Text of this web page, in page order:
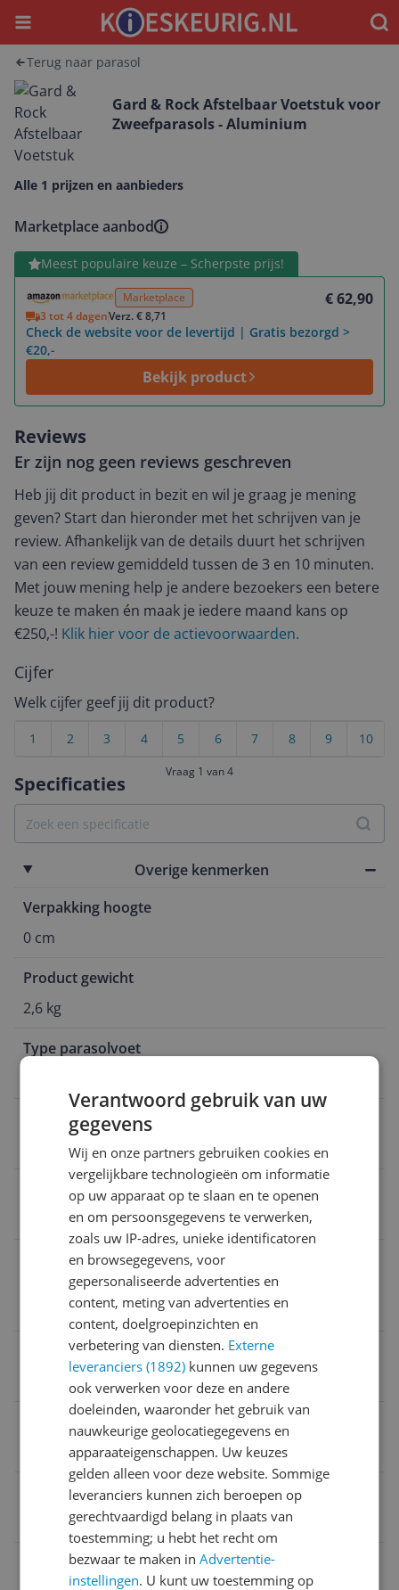
Menu
Terug naar parasol
Gard & Rock Afstelbaar Voetstuk voor
Zweefparasols - Aluminium
Alle 1 prijzen en aanbieders
Marketplace aanbod
Meest populaire keuze – Scherpste prijs!
Marketplace € 62,90
3 tot 4 dagenVerz. € 8,71
Check de website voor de levertijd | Gratis bezorgd >
€20,-
Bekijk product
Bekijk product
Specificaties
Overige kenmerken
Verpakking hoogte
0 cm
Product gewicht
2,6 kg
Type parasolvoet
Naam verantwoordelijke marktdeelnemer in de EU
Geschikt voor diameter parasolstok
Telefoonnummer verantwoordelijke
marktdeelnemer in de EU
09 298 04 17
Taal handleiding
Universeel
Verpakking lengte
Verpakking breedte
Vulbaar
Reviews
Er zijn nog geen reviews geschreven
Heb jij dit product in bezit en wil je graag je mening
geven? Start dan hieronder met het schrijven van je
review. Afhankelijk van de details duurt het schrijven
van een review gemiddeld tussen de 3 en 10 minuten.
Met jouw mening help je andere bezoekers een betere
keuze te maken én maak je iedere maand kans op
€250,-! Klik hier voor de actievoorwaarden.
Cijfer
Welk cijfer geef jij dit product?
10
9
8
7
6
5
4
3
2
1
Vraag 1 van 4
Verantwoord gebruik van uw
gegevens
Wij en onze partners gebruiken cookies en
vergelijkbare technologieën om informatie
op uw apparaat op te slaan en te openen
en om persoonsgegevens te verwerken,
zoals uw IP-adres, unieke identificatoren
en browsegegevens, voor
gepersonaliseerde advertenties en
content, meting van advertenties en
content, doelgroepinzichten en
verbetering van diensten. Externe
leveranciers (1892) kunnen uw gegevens
ook verwerken voor deze en andere
doeleinden, waaronder het gebruik van
nauwkeurige geolocatiegegevens en
apparaateigenschappen. Uw keuzes
gelden alleen voor deze website. Sommige
leveranciers kunnen zich beroepen op
gerechtvaardigd belang in plaats van
toestemming; u hebt het recht om
bezwaar te maken inAdvertentie-
instellingen. U kunt uw toestemming op